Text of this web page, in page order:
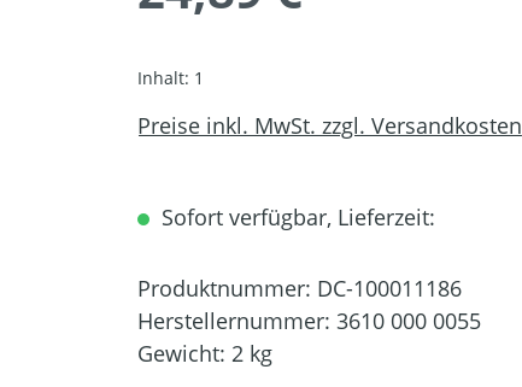
Inhalt: 1
Preise inkl. MwSt. zzgl. Versandkosten
Sofort verfügbar, Lieferzeit:
Produktnummer: DC-100011186
Herstellernummer: 3610 000 0055
Gewicht: 2 kg